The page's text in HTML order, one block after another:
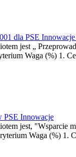
dla PSE
jest „
Waga (%) 1.
PSE Innowacje
jest, "Wsparcie
Waga (%) 1.